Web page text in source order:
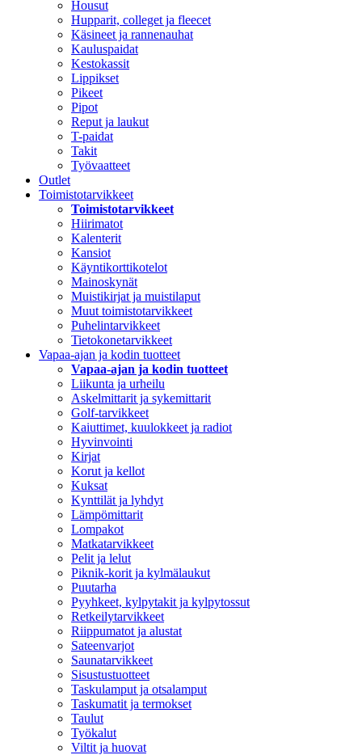
Housut
Hupparit, colleget ja fleecet
Käsineet ja rannenauhat
Kauluspaidat
Kestokassit
Lippikset
Pikeet
Pipot
Reput ja laukut
T-paidat
Takit
Työvaatteet
Outlet
Toimistotarvikkeet
Toimistotarvikkeet
Hiirimatot
Kalenterit
Kansiot
Käyntikorttikotelot
Mainoskynät
Muistikirjat ja muistilaput
Muut toimistotarvikkeet
Puhelintarvikkeet
Tietokonetarvikkeet
Vapaa-ajan ja kodin tuotteet
Vapaa-ajan ja kodin tuotteet
Liikunta ja urheilu
Askelmittarit ja sykemittarit
Golf-tarvikkeet
Kaiuttimet, kuulokkeet ja radiot
Hyvinvointi
Kirjat
Korut ja kellot
Kuksat
Kynttilät ja lyhdyt
Lämpömittarit
Lompakot
Matkatarvikkeet
Pelit ja lelut
Piknik-korit ja kylmälaukut
Puutarha
Pyyhkeet, kylpytakit ja kylpytossut
Retkeilytarvikkeet
Riippumatot ja alustat
Sateenvarjot
Saunatarvikkeet
Sisustustuotteet
Taskulamput ja otsalamput
Taskumatit ja termokset
Taulut
Työkalut
Viltit ja huovat